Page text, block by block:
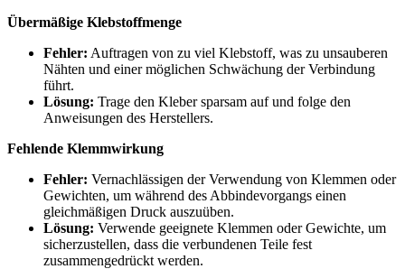
Übermäßige Klebstoffmenge
Fehler: Auftragen von zu viel Klebstoff, was zu unsauberen
Nähten und einer möglichen Schwächung der Verbindung
führt.
Lösung: Trage den Kleber sparsam auf und folge den
Anweisungen des Herstellers.
Fehlende Klemmwirkung
Fehler: Vernachlässigen der Verwendung von Klemmen oder
Gewichten, um während des Abbindevorgangs einen
gleichmäßigen Druck auszuüben.
Lösung: Verwende geeignete Klemmen oder Gewichte, um
sicherzustellen, dass die verbundenen Teile fest
zusammengedrückt werden.